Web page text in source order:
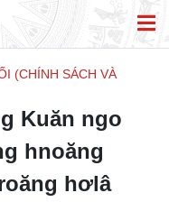
(CHÍNH SÁCH VÀ
Kuăn ngo
hnoăng
hơlâ